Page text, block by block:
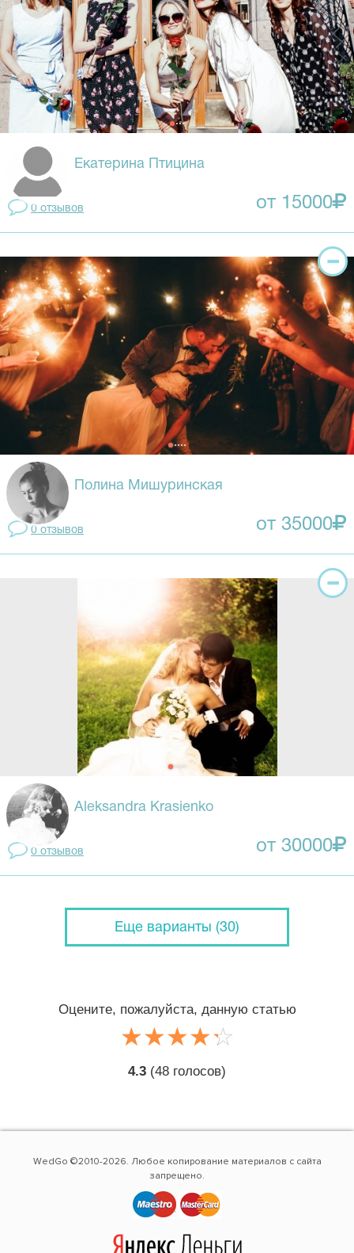
Екатерина Птицина
0 отзывов от 15000
Полина Мишуринская
0 отзывов от 35000
Aleksandra Krasienko
0 отзывов от 30000
Еще варианты (30)
Оцените, пожалуйста, данную статью
☆☆☆☆☆
★★★★★
4.3 (48 голосов)
WedGo ©2010-2026. Любое копирование материалов с сайта
запрещено.